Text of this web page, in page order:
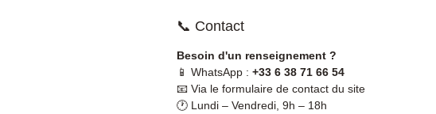
📞 Contact
Besoin d'un renseignement ?
📱 WhatsApp : +33 6 38 71 66 54
📧 Via le formulaire de contact du site
🕐 Lundi – Vendredi, 9h – 18h